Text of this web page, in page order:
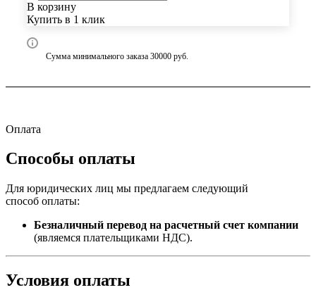
В корзину
Купить в 1 клик
Сумма минимального заказа 30000 руб.
Оплата
Способы оплаты
Для юридических лиц мы предлагаем следующий
способ оплаты:
Безналичный перевод на расчетный счет компании
(являемся плательщиками НДС).
Условия оплаты